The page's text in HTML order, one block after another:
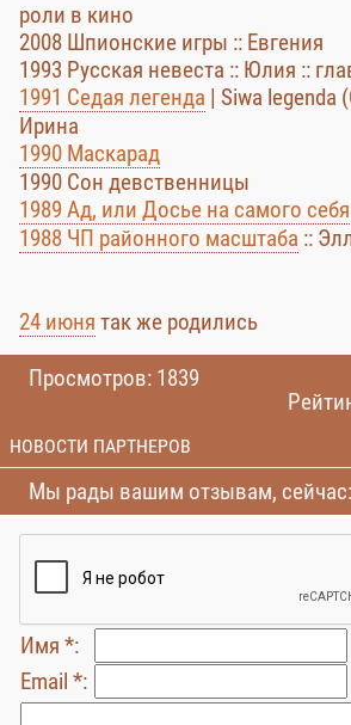
роли в кино
2008 Шпионские игры :: Евгения
1993 Русская невеста :: Юлия ::
1991 Седая легенда | Siwa
Ирина
1990 Маскарад
1990 Сон девственницы
1989 Ад, или Досье на самого себя
1988 ЧП районного масштаба ::
24 июня так же родились
Просмотров: 1839
НОВОСТИ ПАРТНЕРОВ
Мы рады вашим отзывам,
Имя *:
Email *: